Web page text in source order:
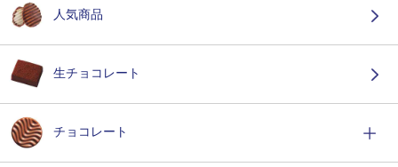
人気商品
生チョコレート
チョコレート